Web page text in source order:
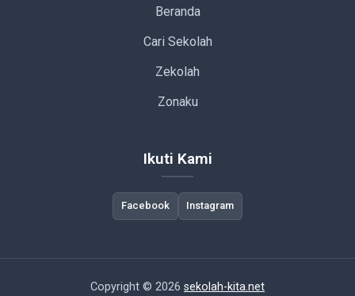
Beranda
Cari Sekolah
Zekolah
Zonaku
Ikuti Kami
Facebook Instagram
Copyright © 2026 sekolah-kita.net